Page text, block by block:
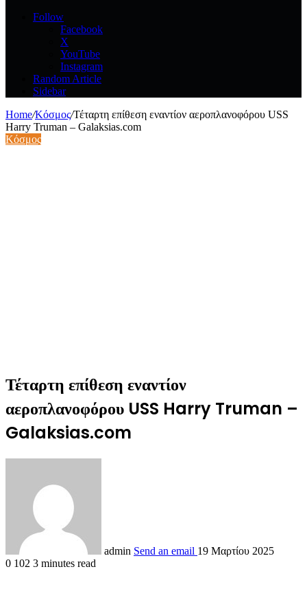
Follow
Facebook
X
YouTube
Instagram
Random Article
Sidebar
Home/Κόσμος/Τέταρτη επίθεση εναντίον αεροπλανοφόρου USS
Harry Truman – Galaksias.com
Κόσμος
Τέταρτη επίθεση εναντίον
αεροπλανοφόρου USS Harry Truman –
Galaksias.com
admin Send an email 19 Μαρτίου 2025
0 102 3 minutes read